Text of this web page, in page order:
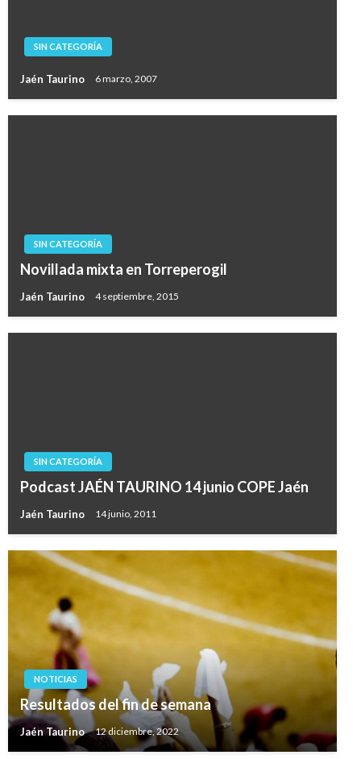
SIN CATEGORÍA
Jaén Taurino 6 marzo, 2007
SIN CATEGORÍA
Novillada mixta en Torreperogil
Jaén Taurino 4 septiembre, 2015
SIN CATEGORÍA
Podcast JAÉN TAURINO 14 junio COPE Jaén
Jaén Taurino 14 junio, 2011
NOTICIAS
Resultados del fin de semana
Jaén Taurino 12 diciembre, 2022